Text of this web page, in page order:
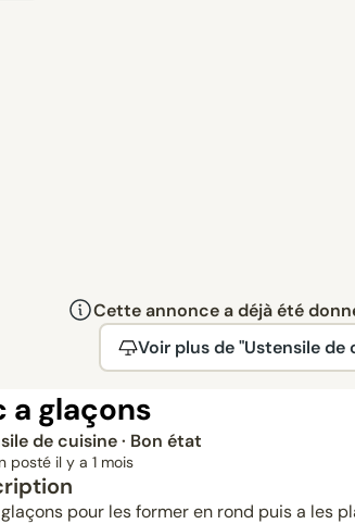
Cette annonce a déjà été
Voir plus de "Ustensile de
a glaçons
de cuisine· Bon état
posté il y a 1 mois
pour les former en rond puis a les